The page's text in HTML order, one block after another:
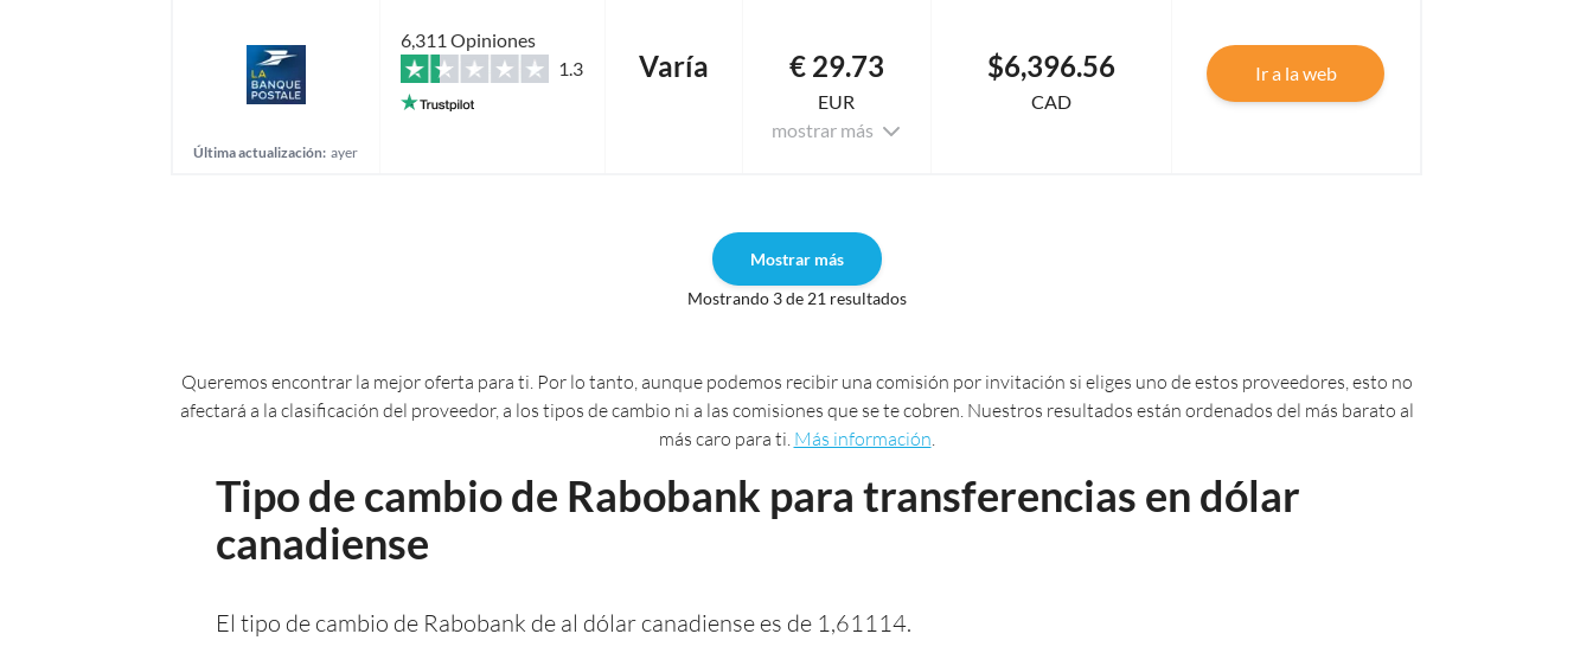
Última actualización: ayer
6,311 Opiniones
1.3
Varía € 29.73
EUR
mostrar más
$6,396.56
CAD
Ir a la web
Mostrar más
Mostrando 3 de 21 resultados
Queremos encontrar la mejor oferta para ti. Por lo tanto, aunque podemos recibir una comisión por invitación si eliges uno de estos proveedores, esto no
afectará a la clasificación del proveedor, a los tipos de cambio ni a las comisiones que se te cobren. Nuestros resultados están ordenados del más barato al
más caro para ti. Más información.
Tipo de cambio de Rabobank para transferencias en dólar
canadiense
El tipo de cambio de Rabobank de al dólar canadiense es de 1,61114.